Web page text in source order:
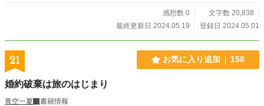
感想数 0
文字数 20,838
最終更新日 2024.05.19
登録日 2024.05.01
21 お気に入り追加 158
婚約破棄は旅のはじまり
青空一夏
書籍情報